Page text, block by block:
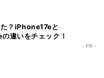
？iPhone17eと
違いをチェック！
- PR -